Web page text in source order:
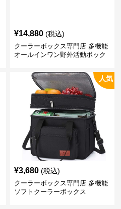
¥14,880 (税込)
クーラーボックス専門店 多機能
オールインワン野外活動ボック
人気
¥3,680 (税込)
クーラーボックス専門店 多機能
ソフトクーラーボックス